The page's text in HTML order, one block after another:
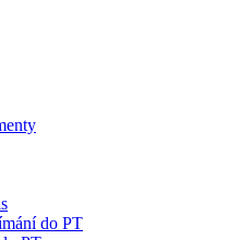
do PT